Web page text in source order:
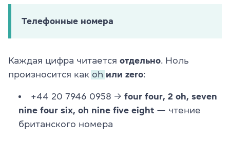
Телефонные номера
Каждая цифра читается отдельно . Ноль
произносится как oh или zero:
+44 20 7946 0958 → four four, 2 oh, seven
nine four six, oh nine five eight — чтение
британского номера